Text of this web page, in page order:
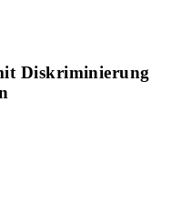
Diskriminierung